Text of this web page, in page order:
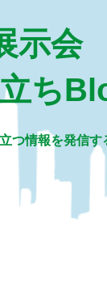
示会
ち
つ情報を発信す